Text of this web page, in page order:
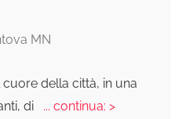
MN
cuore della città, in una
di
... continua: >